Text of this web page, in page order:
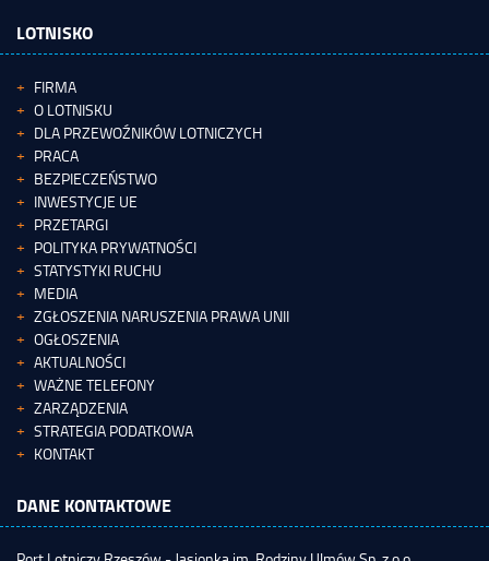
LOTNISKO
FIRMA
O LOTNISKU
DLA PRZEWOŹNIKÓW LOTNICZYCH
PRACA
BEZPIECZEŃSTWO
INWESTYCJE UE
PRZETARGI
POLITYKA PRYWATNOŚCI
STATYSTYKI RUCHU
MEDIA
ZGŁOSZENIA NARUSZENIA PRAWA UNII
OGŁOSZENIA
AKTUALNOŚCI
WAŻNE TELEFONY
ZARZĄDZENIA
STRATEGIA PODATKOWA
KONTAKT
DANE KONTAKTOWE